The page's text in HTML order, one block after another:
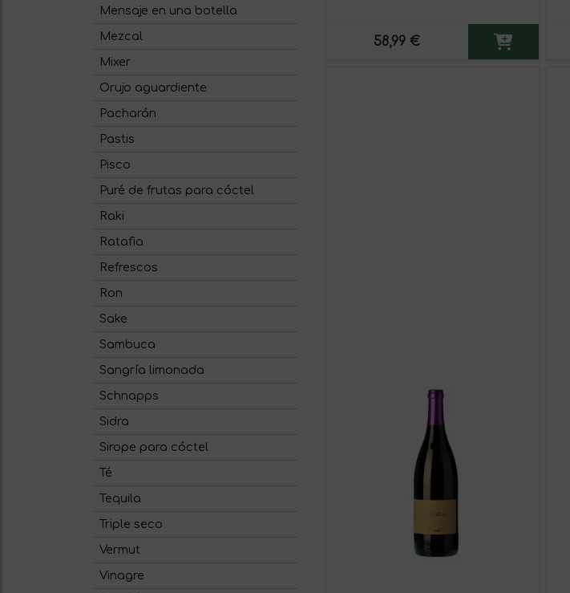
Mensaje en una botella
Mezcal
Mixer
Orujo aguardiente
Pacharán
Pastis
Pisco
Puré de frutas para cóctel
Raki
Ratafia
Refrescos
Ron
Sake
Sambuca
Sangría limonada
Schnapps
Sidra
Sirope para cóctel
Té
Tequila
Triple seco
Vermut
Vinagre
58,99 €